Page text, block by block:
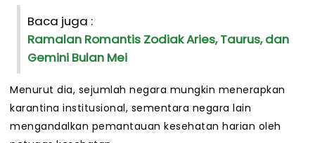
Baca juga :
Ramalan Romantis Zodiak Aries, Taurus, dan
Gemini Bulan Mei
Menurut dia, sejumlah negara mungkin menerapkan
karantina institusional, sementara negara lain
mengandalkan pemantauan kesehatan harian oleh